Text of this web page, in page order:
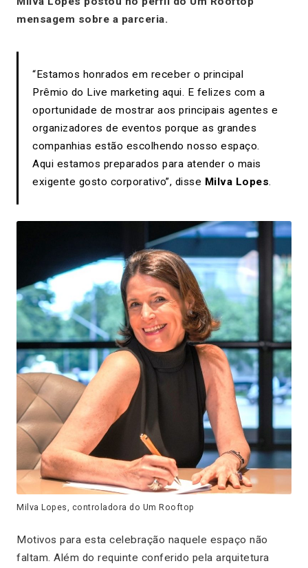
mensagem sobre a parceria.
“Estamos honrados em receber o principal
Prêmio do Live marketing aqui. E felizes com a
oportunidade de mostrar aos principais agentes e
organizadores de eventos porque as grandes
companhias estão escolhendo nosso espaço.
Aqui estamos preparados para atender o mais
exigente gosto corporativo”, disse Milva Lopes.
Milva Lopes, controladora do Um Rooftop
Motivos para esta celebração naquele espaço não
faltam. Além do requinte conferido pela arquitetura